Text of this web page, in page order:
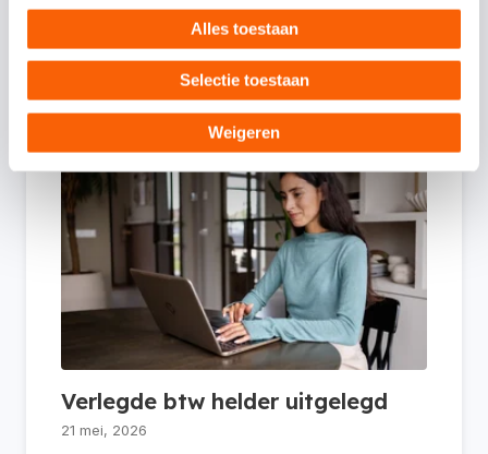
Alles toestaan
Selectie toestaan
Weigeren
Ook interessant voor jou:
Verlegde btw helder uitgelegd
21 mei, 2026